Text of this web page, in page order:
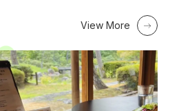
View More